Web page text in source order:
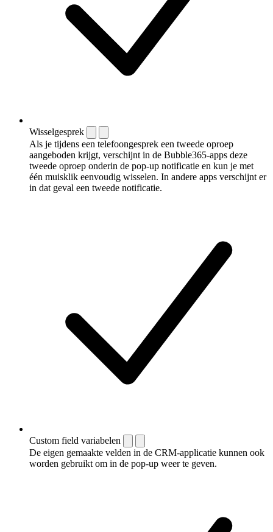
Wisselgesprek
Als je tijdens een telefoongesprek een tweede oproep
aangeboden krijgt, verschijnt in de Bubble365-apps deze
tweede oproep onderin de pop-up notificatie en kun je met
één muisklik eenvoudig wisselen. In andere apps verschijnt er
in dat geval een tweede notificatie.
Custom field variabelen
De eigen gemaakte velden in de CRM-applicatie kunnen ook
worden gebruikt om in de pop-up weer te geven.